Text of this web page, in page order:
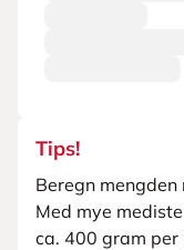
Tips!
Beregn
Med mye
ca. 400 gram per